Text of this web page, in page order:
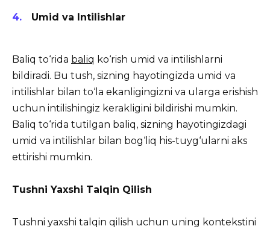
Umid va Intilishlar
Baliq to‘rida baliq ko‘rish umid va intilishlarni
bildiradi. Bu tush, sizning hayotingizda umid va
intilishlar bilan to‘la ekanligingizni va ularga erishish
uchun intilishingiz kerakligini bildirishi mumkin.
Baliq to‘rida tutilgan baliq, sizning hayotingizdagi
umid va intilishlar bilan bog‘liq his-tuyg‘ularni aks
ettirishi mumkin.
Tushni Yaxshi Talqin Qilish
Tushni yaxshi talqin qilish uchun uning kontekstini